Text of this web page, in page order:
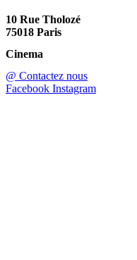
10 Rue Tholozé
75018 Paris
Cinema
@ Contactez nous
Facebook Instagram